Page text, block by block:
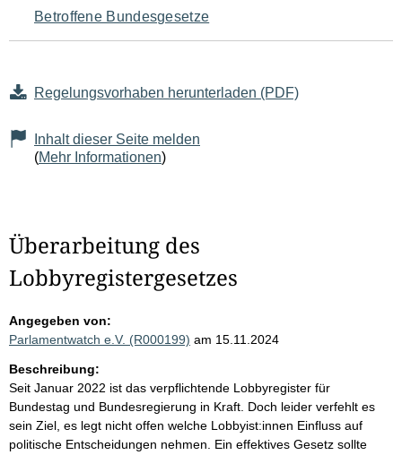
Betroffene Bundesgesetze
Regelungsvorhaben herunterladen (PDF)
Inhalt dieser Seite melden
(Mehr Informationen)
Überarbeitung des
Lobbyregistergesetzes
Angegeben von:
Parlamentwatch e.V. (R000199) am 15.11.2024
Beschreibung:
Seit Januar 2022 ist das verpflichtende Lobbyregister für
Bundestag und Bundesregierung in Kraft. Doch leider verfehlt es
sein Ziel, es legt nicht offen welche Lobbyist:innen Einfluss auf
politische Entscheidungen nehmen. Ein effektives Gesetz sollte